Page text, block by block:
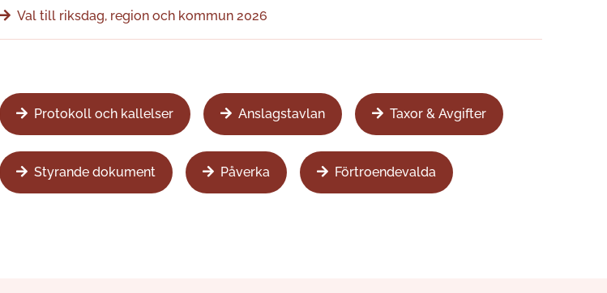
Val till riksdag, region och kommun 2026
Protokoll och kallelser Anslagstavlan Taxor & Avgifter
Styrande dokument Påverka Förtroendevalda